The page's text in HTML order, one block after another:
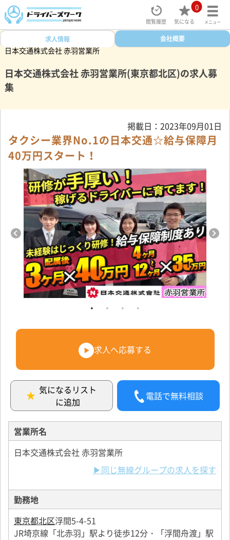
閲覧履歴
0
気になる メニュー
ドライバーズワークトップ 東京都
日本交通株式会社 赤羽営業所
日本交通株式会社 赤羽営業所(東京都北区)の求人募
集
求人情報 会社概要
掲載日：2023年09月01日
タクシー業界No.1の日本交通☆給与保障月
40万円スタート！
求人へ応募する
気になるリスト
に追加
電話で無料相談
営業所名
日本交通株式会社 赤羽営業所
▶同じ無線グループの求人を探す
勤務地
東京都北区浮間5-4-51
JR埼京線「北赤羽」駅より徒歩12分・「浮間舟渡」駅